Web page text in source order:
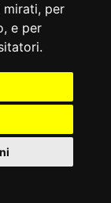
mirati, per
e perpedonali di
per tutti.